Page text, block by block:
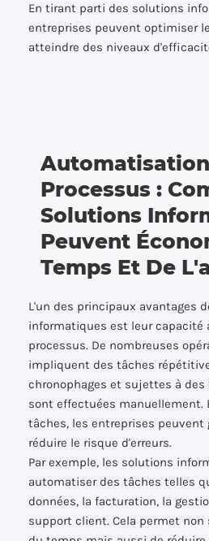
En tirant parti des solutions
entreprises peuvent optimiser
atteindre des niveaux
Processus :
Solutions
Peuvent
Temps Et De
L'un des principaux avantages
informatiques est leur capacité
processus. De nombreuses
impliquent des tâches
chronophages et sujettes à des
sont effectuées manuellement.
tâches, les entreprises peuvent
réduire le risque d'erreurs.
Par exemple, les solutions
automatiser des tâches telles
données, la facturation, la
support client. Cela permet non